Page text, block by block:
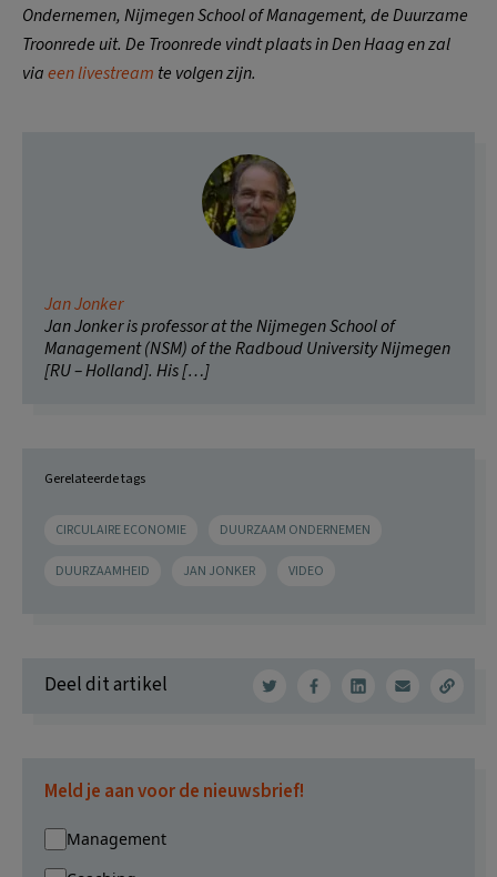
Ondernemen, Nijmegen School of Management, de Duurzame
Troonrede uit. De Troonrede vindt plaats in Den Haag en zal
viaeen livestream te volgen zijn.
Jan Jonker
Jan Jonker is professor at the Nijmegen School of
Management (NSM) of the Radboud University Nijmegen
[RU – Holland]. His […]
Gerelateerde tags
CIRCULAIRE ECONOMIE DUURZAAM ONDERNEMEN
DUURZAAMHEID JAN JONKER VIDEO
Deel dit artikel
Meld je aan voor de nieuwsbrief!
Management